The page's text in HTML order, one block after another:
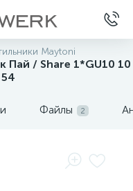
Maytoni
Пай / Share 1*GU10 10
54
Файлы 2